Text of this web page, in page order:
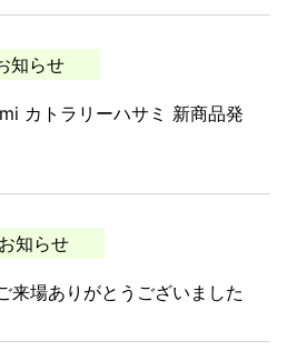
知らせ
カトラリーハサミ 新商品発
お知らせ
来場ありがとうございました